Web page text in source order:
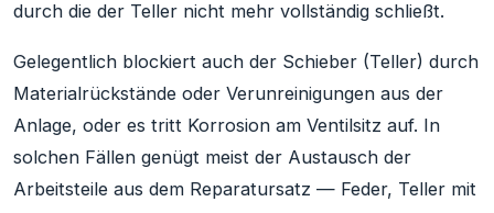
durch die der Teller nicht mehr vollständig schließt.
Gelegentlich blockiert auch der Schieber (Teller) durch
Materialrückstände oder Verunreinigungen aus der
Anlage, oder es tritt Korrosion am Ventilsitz auf. In
solchen Fällen genügt meist der Austausch der
Arbeitsteile aus dem Reparatursatz — Feder, Teller mit